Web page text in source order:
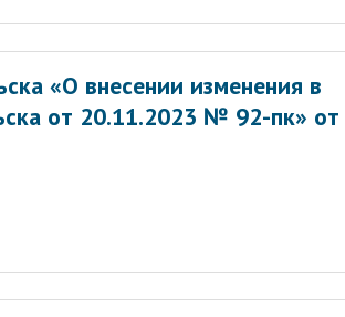
«О внесении изменения в
от 20.11.2023 № 92-пк» от